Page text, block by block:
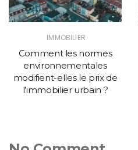
IMMOBILIER
Comment les normes
environnementales
modifient-elles le prix de
l’immobilier urbain ?